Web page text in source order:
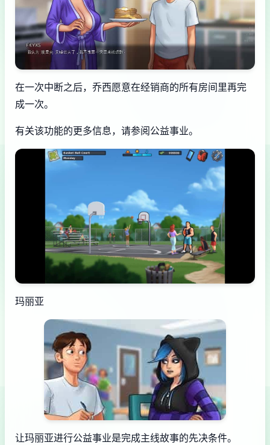
在一次中断之后，乔西愿意在经销商的所有房间里再完
成一次。
有关该功能的更多信息，请参阅公益事业。
玛丽亚
让玛丽亚进行公益事业是完成主线故事的先决条件。